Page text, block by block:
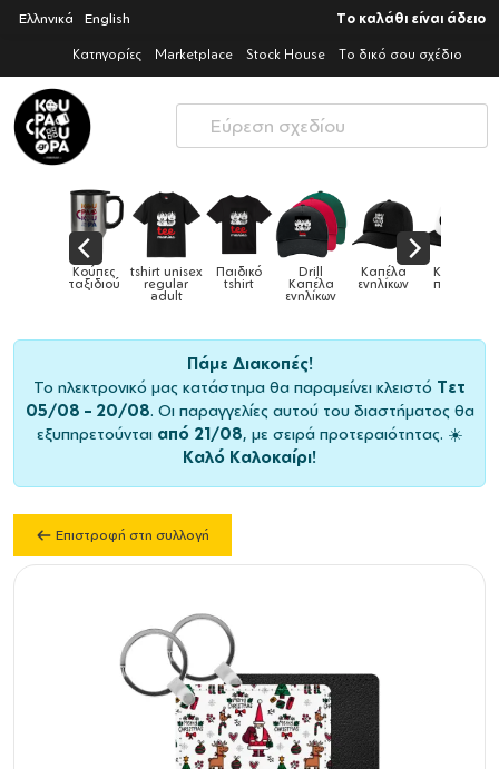
Ελληνικά English Το καλάθι είναι άδειο
Κατηγορίες Marketplace Stock House Το δικό σου σχέδιο
Κούπες
ταξιδιού
tshirt unisex
regular
adult
Παιδικό
tshirt
Drill
Καπέλα
ενηλίκων
Καπέλα
ενηλίκων
Καπέλα
παιδικά
Πάμε Διακοπές!
Το ηλεκτρονικό μας κατάστημα θα παραμείνει κλειστό Τετ
05/08 – 20/08. Οι παραγγελίες αυτού του διαστήματος θα
εξυπηρετούνται από 21/08, με σειρά προτεραιότητας. ☀️
Καλό Καλοκαίρι!
Επιστροφή στη συλλογή